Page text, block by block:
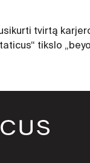
tvirtą
tikslo